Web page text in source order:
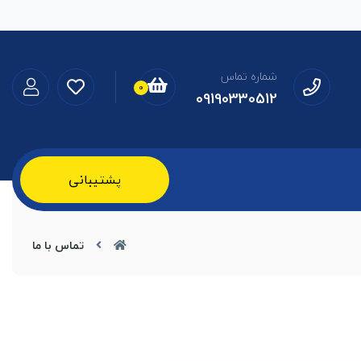
شماره تماس
09190330512
0
پشتیبانی
تماس با ما